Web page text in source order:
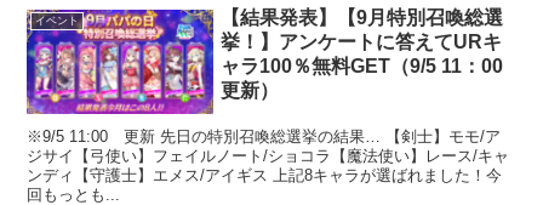
イベント
【結果発表】【9月特別召喚総選
挙！】アンケートに答えてURキ
ャラ100％無料GET（9/5 11：00
更新）
※9/5 11:00 更新 先日の特別召喚総選挙の結果… 【剣士】モモ/ア
ジサイ【弓使い】フェイルノート/ショコラ【魔法使い】レース/キャ
ンディ【守護士】エメス/アイギス 上記8キャラが選ばれました！今
回もっとも...